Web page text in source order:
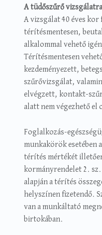
A tüdőszűrő
A vizsgálat 40 éves
térítésmentesen,
alkalommal vehető
Térítésmentesen
kezdeményezett,
szűrővizsgálat,
elvégzett, kontakt-
alatt nem végezhető
Foglalkozás-
munkakörök esetében
térítés mértékét
kormányrendelet 2.
alapján a térítés
helyszínen fizetendő.
van a munkáltató
birtokában.